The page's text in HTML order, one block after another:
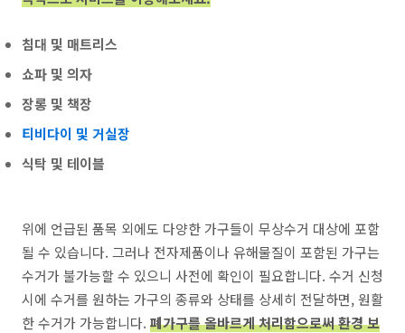
침대 및 매트리스
쇼파 및 의자
장롱 및 책장
티비다이 및 거실장
식탁 및 테이블
위에 언급된 품목 외에도 다양한 가구들이 무상수거 대상에 포함
될 수 있습니다. 그러나 전자제품이나 유해물질이 포함된 가구는
수거가 불가능할 수 있으니 사전에 확인이 필요합니다. 수거 신청
시에 수거를 원하는 가구의 종류와 상태를 상세히 전달하면, 원활
한 수거가 가능합니다. 폐가구를 올바르게 처리함으로써 환경 보